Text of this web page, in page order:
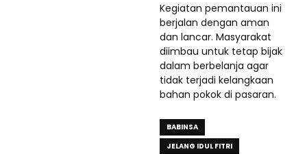
Kegiatan pemantauan ini
berjalan dengan aman
dan lancar. Masyarakat
diimbau untuk tetap bijak
dalam berbelanja agar
tidak terjadi kelangkaan
bahan pokok di pasaran.
BABINSA
JELANG IDUL FITRI